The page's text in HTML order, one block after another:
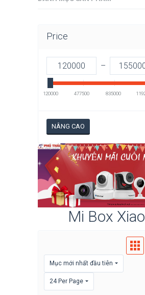
Price
–
120000 477500 835000
NÂNG CAO
Mi Box
Mục mới nhất đầu tiên
24 Per Page